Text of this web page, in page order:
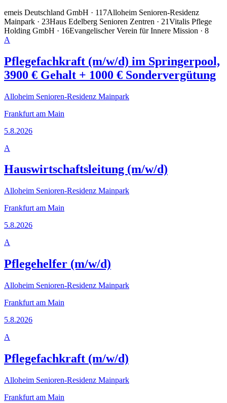
emeis Deutschland GmbH · 117Alloheim Senioren-Residenz
Mainpark · 23Haus Edelberg Senioren Zentren · 21Vitalis Pflege
Holding GmbH · 16Evangelischer Verein für Innere Mission · 8
A
Pflegefachkraft (m/w/d) im Springerpool,
3900 € Gehalt + 1000 € Sondervergütung
Alloheim Senioren-Residenz Mainpark
Frankfurt am Main
5.8.2026
A
Hauswirtschaftsleitung (m/w/d)
Alloheim Senioren-Residenz Mainpark
Frankfurt am Main
5.8.2026
A
Pflegehelfer (m/w/d)
Alloheim Senioren-Residenz Mainpark
Frankfurt am Main
5.8.2026
A
Pflegefachkraft (m/w/d)
Alloheim Senioren-Residenz Mainpark
Frankfurt am Main